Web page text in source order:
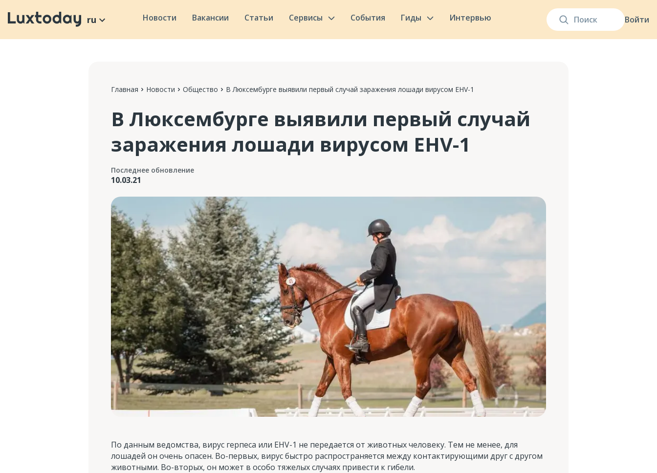
Войти
ru Новости Вакансии Статьи Сервисы События Гиды Интервью
Главная Новости Общество В Люксембурге выявили первый случай заражения лошади вирусом EHV-1
В Люксембурге выявили первый случай
заражения лошади вирусом EHV-1
Последнее обновление
10.03.21
По данным ведомства, вирус герпеса или EHV-1 не передается от животных человеку. Тем не менее, для
лошадей он очень опасен. Во-первых, вирус быстро распространяется между контактирующими друг с другом
животными. Во-вторых, он может в особо тяжелых случаях привести к гибели.